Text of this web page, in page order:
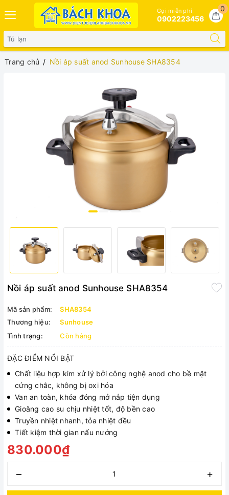
0
Gọi miễn phí
0902223456
Trang chủ Nồi áp suất anod Sunhouse SHA8354
Nồi áp suất anod Sunhouse SHA8354
Mã sản phẩm:
SHA8354
Thương hiệu:
Sunhouse
Tình trạng:
Còn hàng
ĐẶC ĐIỂM NỔI BẬT
Chất liệu hợp kim xử lý bởi công nghệ anod cho bề mặt
cứng chắc, không bị oxi hóa
Van an toàn, khóa đóng mở nắp tiện dụng
Gioăng cao su chịu nhiệt tốt, độ bền cao
Truyền nhiệt nhanh, tỏa nhiệt đều
Tiết kiệm thời gian nấu nướng
830.000₫
– +